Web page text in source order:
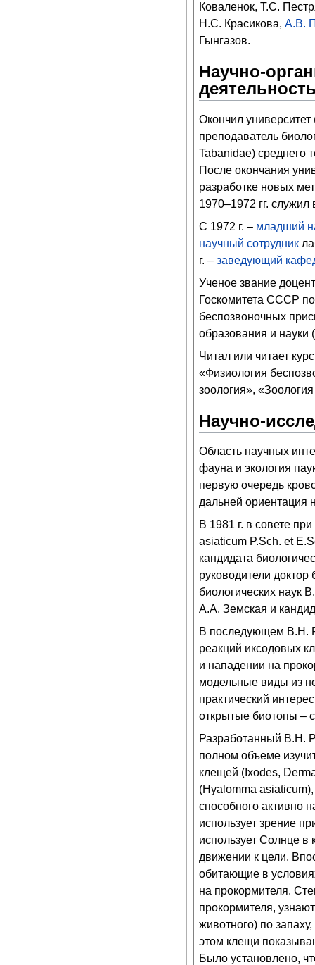
Коваленок, Т.С.
Н.С. Красикова, А.В.
Гынгазов.
Научно-
Окончил
преподаватель
Tabanidae) среднего
После окончания
разработке новых
1970–1972 гг.
С 1972 г. – младший
научный сотрудник
г. – заведующий
Ученое звание
Госкомитета СССР
беспозвоночных
образования и науки
Читал или читает
«Физиология
зоология»,
Научно-
Область научных
фауна и экология
первую очередь
дальней ориентация
В 1981 г. в совете
asiaticum P.Sch. et
кандидата
руководители
биологических наук
А.А. Земская и
В последующем В.Н.
реакций иксодовых
и нападении на
модельные виды из
практический
открытые биотопы –
Разработанный В.Н.
полном объеме
клещей (Ixodes,
(Hyalomma
способного активно
использует зрение
использует Солнце в
движении к цели.
обитающие в
на прокормителя.
прокормителя,
животного) по
этом клещи
Было установлено,